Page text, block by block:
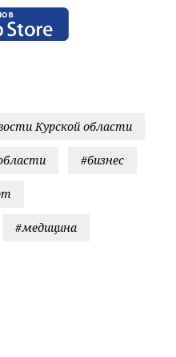
Курской области
#бизнес
#медицина